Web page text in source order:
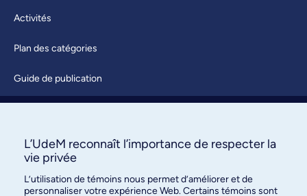
Activités
Plan des catégories
Guide de publication
À propos / Nous joindre
L’UdeM reconnaît l’importance de respecter la
vie privée
L’utilisation de témoins nous permet d’améliorer et de
personnaliser votre expérience Web. Certains témoins sont